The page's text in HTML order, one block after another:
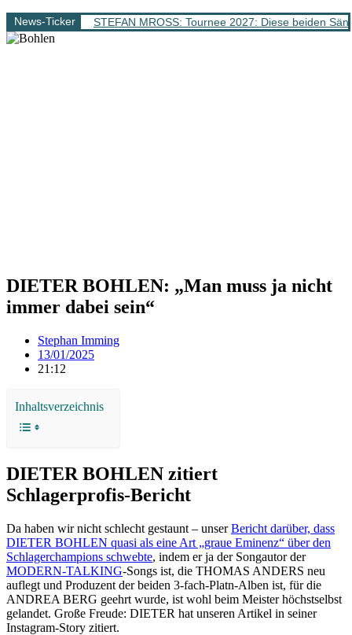
News-Ticker STEFAN MROSS: Tournee 2027: Diese beiden
DIETER BOHLEN: „Man muss ja nicht
immer dabei sein“
Stephan Imming
13/01/2025
21:12
Inhaltsverzeichnis
DIETER BOHLEN zitiert
Schlagerprofis-Bericht
Da haben wir nicht schlecht gestaunt – unserBericht darüber, dass
DIETER BOHLEN quasi als eine Art „graue Eminenz“ über den
Schlagerchampions schwebte, indem er ja der Songautor der
MODERN-TALKING-Songs ist, die THOMAS ANDERS neu
auflegt und Produzent der beiden 3-fach-Platn-Alben ist, für die
ANDREA BERG geehrt wurde, ist wohl beim Meister höchstselbst
gelandet. Große Freude: DIETER hat unseren Artikel in seiner
Instagram-Story zitiert.